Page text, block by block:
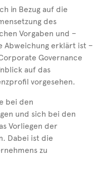
in Bezug auf die
des
Vorgaben und –
Abweichung erklärt ist –
Governance
auf das
vorgesehen.
bei den
und sich bei den
Vorliegen der
Dabei ist die
zu